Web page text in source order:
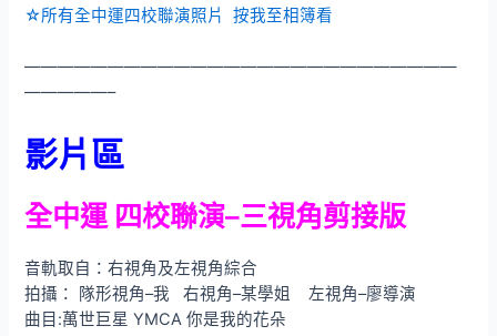
☆所有全中運四校聯演照片 按我至相簿看
——————————————————————————
—————–
影片區
全中運 四校聯演–三視角剪接版
音軌取自：右視角及左視角綜合
拍攝： 隊形視角–我 右視角–某學姐 左視角–廖導演
曲目:萬世巨星 YMCA 你是我的花朵